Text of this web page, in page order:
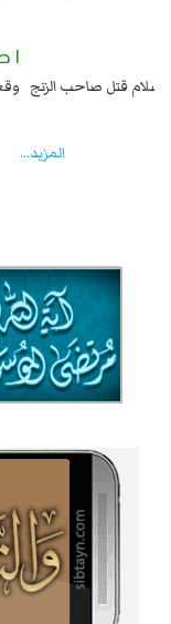
السبايا عند يزيد شهادة